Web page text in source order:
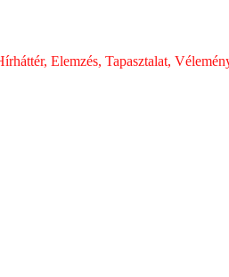
Elemzés, Tapasztalat,